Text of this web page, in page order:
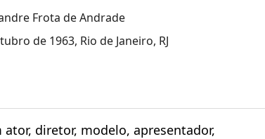
Frota de Andrade
de 1963, Rio de Janeiro, RJ
ator, diretor, modelo, apresentador,